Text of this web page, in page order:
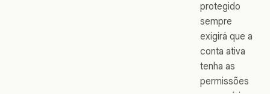
protegido
sempre
exigirá que a
conta ativa
tenha as
permissões